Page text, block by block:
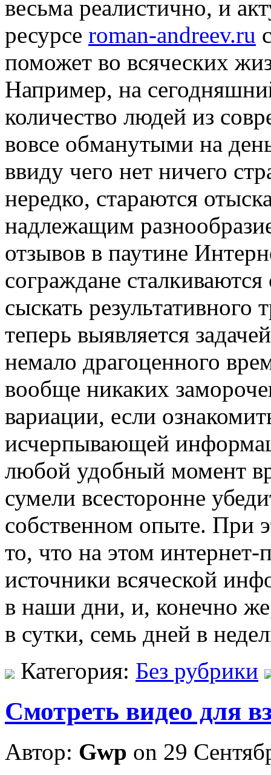
весьма реалистично, и
ресурсе roman-andreev.ru
поможет во всяческих
Например, на
количество людей из
вовсе обманутыми на
ввиду чего нет ничего
нередко, стараются
надлежащим
отзывов в паутине
сограждане
сыскать
теперь выявляется
немало драгоценного
вообще никаких
вариации, если
исчерпывающей
любой удобный момент
сумели всесторонне
собственном опыте. При
то, что на этом интернет-
источники всяческой
в наши дни, и, конечно
в сутки, семь дней в
Категория: Без рубрики
Смотреть видео для
Автор: Gwp on 29